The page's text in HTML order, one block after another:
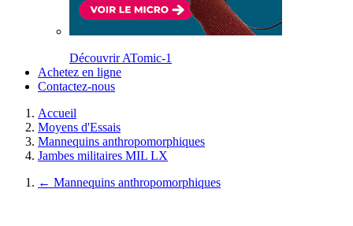
Découvrir ATomic-1
Achetez en ligne
Contactez-nous
Accueil
Moyens d'Essais
Mannequins anthropomorphiques
Jambes militaires MIL LX
← Mannequins anthropomorphiques